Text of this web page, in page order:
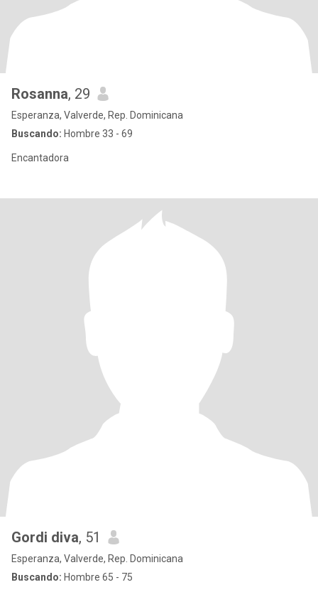
Rosanna, 29
Esperanza, Valverde, Rep. Dominicana
Buscando: Hombre 33 - 69
Encantadora
Gordi diva, 51
Esperanza, Valverde, Rep. Dominicana
Buscando: Hombre 65 - 75